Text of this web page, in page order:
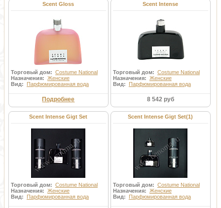
Scent Gloss
Торговый дом: Costume National
Назначения: Женские
Вид: Парфюмированная вода
Подробнее
Scent Intense
Торговый дом: Costume National
Назначения: Женские
Вид: Парфюмированная вода
8 542 руб
Scent Intense Gigt Set
Торговый дом: Costume National
Назначения: Женские
Вид: Парфюмированная вода
Scent Intense Gigt Set(1)
Торговый дом: Costume National
Назначения: Женские
Вид: Парфюмированная вода